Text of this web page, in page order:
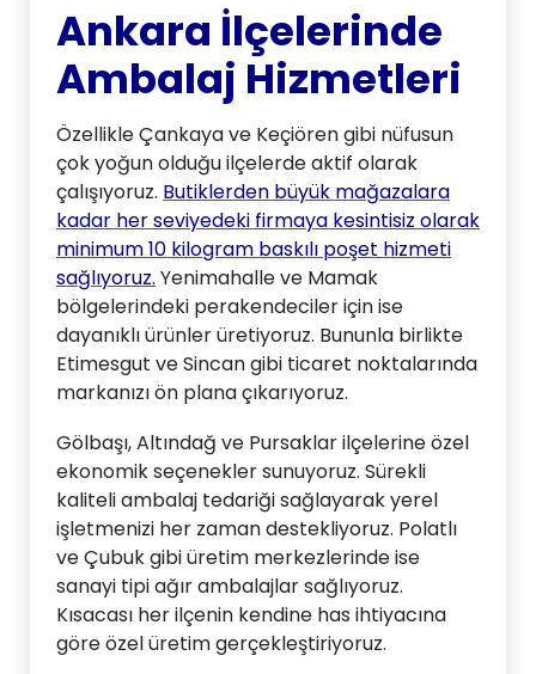
Ankara İlçelerinde
Ambalaj Hizmetleri
Özellikle Çankaya ve Keçiören gibi nüfusun
çok yoğun olduğu ilçelerde aktif olarak
çalışıyoruz. Butiklerden büyük mağazalara
kadar her seviyedeki firmaya kesintisiz olarak
minimum 10 kilogram baskılı poşet hizmeti
sağlıyoruz. Yenimahalle ve Mamak
bölgelerindeki perakendeciler için ise
dayanıklı ürünler üretiyoruz. Bununla birlikte
Etimesgut ve Sincan gibi ticaret noktalarında
markanızı ön plana çıkarıyoruz.
Gölbaşı, Altındağ ve Pursaklar ilçelerine özel
ekonomik seçenekler sunuyoruz. Sürekli
kaliteli ambalaj tedariği sağlayarak yerel
işletmenizi her zaman destekliyoruz. Polatlı
ve Çubuk gibi üretim merkezlerinde ise
sanayi tipi ağır ambalajlar sağlıyoruz.
Kısacası her ilçenin kendine has ihtiyacına
göre özel üretim gerçekleştiriyoruz.